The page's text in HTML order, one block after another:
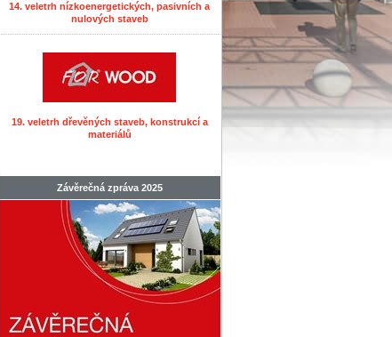
14. veletrh nízkoenergetických, pasivních a
nulových staveb
19. veletrh dřevěných staveb, konstrukcí a
materiálů
Závěrečná zpráva 2025